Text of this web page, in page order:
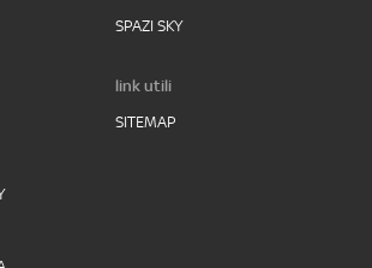
SPAZI SKY
link utili
SITEMAP